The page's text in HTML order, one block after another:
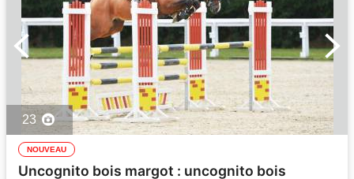
23
NOUVEAU
Uncognito bois margot : uncognito bois